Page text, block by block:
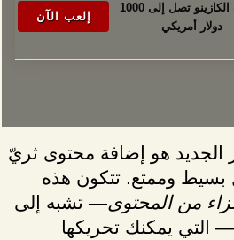
مكافأة الكازينو تصل إلى 1000
دولار أمريكي
إلعب الآن
الجديد هو إضافة محتوى ثريّ
وممتع. تتكون هذه
من المحتوى— تشبه إلى
حدّ ما مكعبات LEGO— التي يمكنك تحريكها